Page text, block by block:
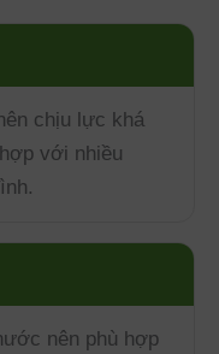
chịu lực khá
với nhiều
nên phù hợp